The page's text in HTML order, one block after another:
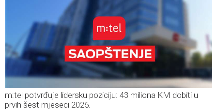
m:tel potvrđuje lidersku poziciju: 43 miliona KM dobiti u
prvih šest mjeseci 2026.